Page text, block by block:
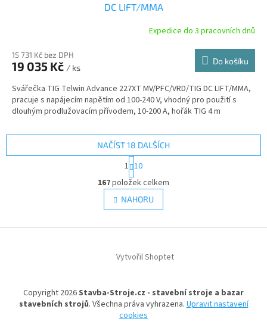
DC LIFT/MMA
Expedice do 3 pracovních dnů
15 731 Kč bez DPH
19 035 Kč / ks
Do košíku
Svářečka TIG Telwin Advance 227XT MV/PFC/VRD/TIG DC LIFT/MMA,
pracuje s napájecím napětím od 100-240 V, vhodný pro použití s
dlouhým prodlužovacím přívodem, 10-200 A, hořák TIG 4 m
O
v
l
á
í
v
k
y
v
NAČÍST 18 DALŠÍCH
S
t
r
á
n
k
v
n
í
1 10
167položek celkem
NAHORU
Vytvořil Shoptet
Copyright 2026Stavba-Stroje.cz - stavební stroje a bazar
stavebních strojů. Všechna práva vyhrazena. Upravit nastavení
cookies